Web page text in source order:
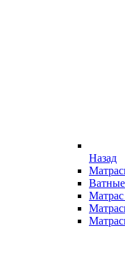
Назад
Матрас